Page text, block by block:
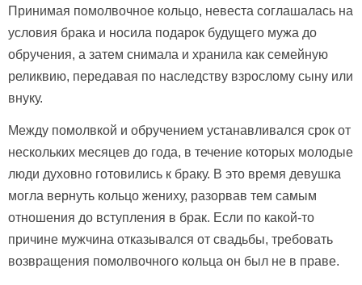
Принимая помолвочное кольцо, невеста соглашалась на
условия брака и носила подарок будущего мужа до
обручения, а затем снимала и хранила как семейную
реликвию, передавая по наследству взрослому сыну или
внуку.
Между помолвкой и обручением устанавливался срок от
нескольких месяцев до года, в течение которых молодые
люди духовно готовились к браку. В это время девушка
могла вернуть кольцо жениху, разорвав тем самым
отношения до вступления в брак. Если по какой-то
причине мужчина отказывался от свадьбы, требовать
возвращения помолвочного кольца он был не в праве.